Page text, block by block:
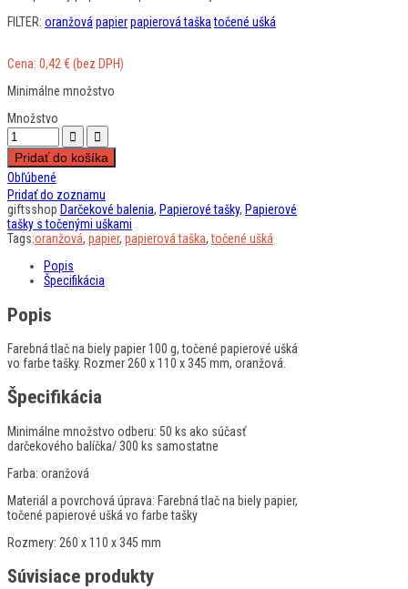
FILTER: oranžová papierpapierová taška točené ušká
Cena: 0,42 €(bez DPH)
Minimálne množstvo
Množstvo
Pridať do košíka
Obľúbené
Pridať do zoznamu
giftsshop Darčekové balenia, Papierové tašky, Papierové
tašky s točenými uškami
Tags:oranžová, papier, papierová taška,točené ušká
Popis
Špecifikácia
Popis
Farebná tlač na biely papier 100 g, točené papierové ušká
vo farbe tašky. Rozmer 260 x 110 x 345 mm, oranžová.
Špecifikácia
Minimálne množstvo odberu: 50 ks ako súčasť
darčekového balíčka/ 300 ks samostatne
Farba: oranžová
Materiál a povrchová úprava: Farebná tlač na biely papier,
točené papierové ušká vo farbe tašky
Rozmery: 260 x 110 x 345 mm
Súvisiace produkty